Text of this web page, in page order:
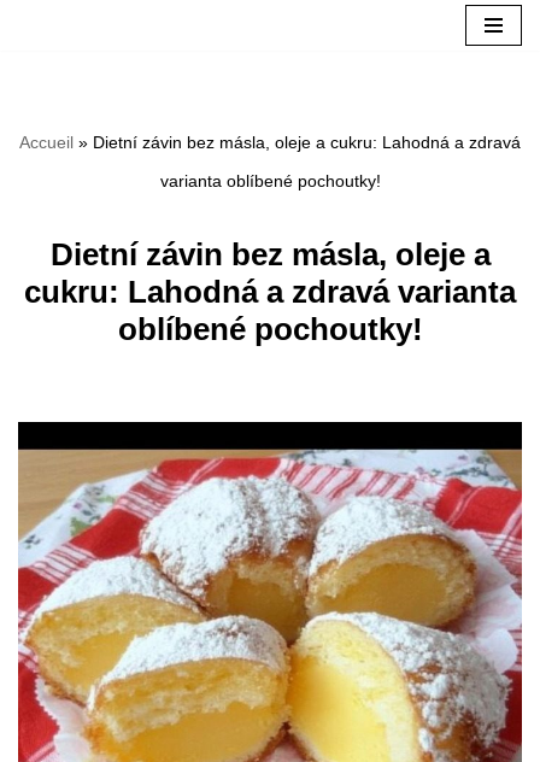
contenu
Accueil » Dietní závin bez másla, oleje a cukru: Lahodná a zdravá
varianta oblíbené pochoutky!
Dietní závin bez másla, oleje a
cukru: Lahodná a zdravá varianta
oblíbené pochoutky!